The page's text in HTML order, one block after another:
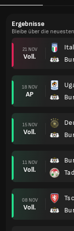
Ergebnisse
Bleibe über die
21 NOV
Voll.
18 NOV
AP
15 NOV
Voll.
11 NOV
Voll.
08 NOV
Voll.